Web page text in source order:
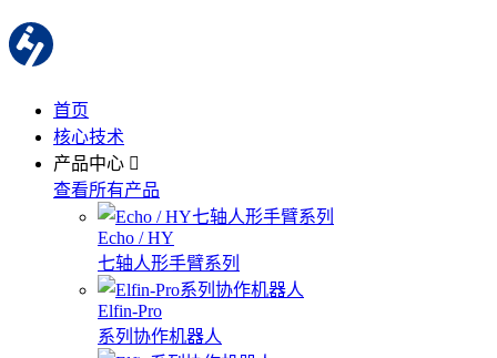
首页
核心技术
产品中心
查看所有产品
Echo / HY
七轴人形手臂系列
Elfin-Pro
系列协作机器人